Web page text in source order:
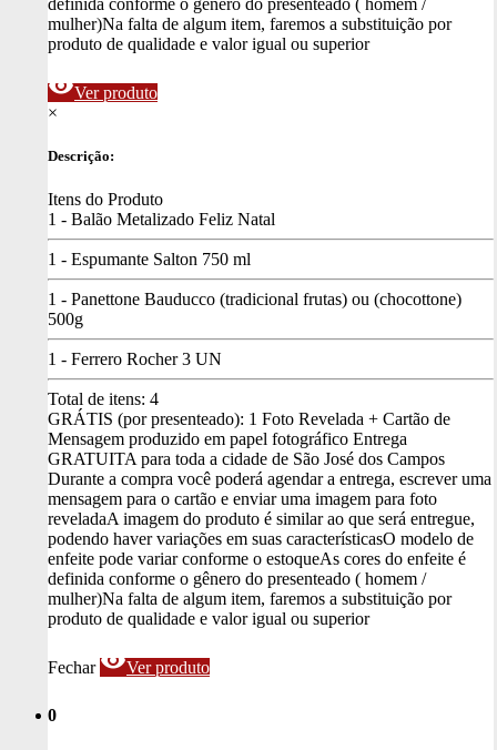
definida conforme o gênero do presenteado ( homem /
mulher)Na falta de algum item, faremos a substituição por
produto de qualidade e valor igual ou superior
visibilityVer produto
×
Descrição:
Itens do Produto
1 - Balão Metalizado Feliz Natal
1 - Espumante Salton 750 ml
1 - Panettone Bauducco (tradicional frutas) ou (chocottone)
500g
1 - Ferrero Rocher 3 UN
Total de itens: 4
GRÁTIS (por presenteado): 1 Foto Revelada + Cartão de
Mensagem produzido em papel fotográfico Entrega
GRATUITA para toda a cidade de São José dos Campos
Durante a compra você poderá agendar a entrega, escrever uma
mensagem para o cartão e enviar uma imagem para foto
reveladaA imagem do produto é similar ao que será entregue,
podendo haver variações em suas característicasO modelo de
enfeite pode variar conforme o estoqueAs cores do enfeite é
definida conforme o gênero do presenteado ( homem /
mulher)Na falta de algum item, faremos a substituição por
produto de qualidade e valor igual ou superior
Fechar visibilityVer produto
0